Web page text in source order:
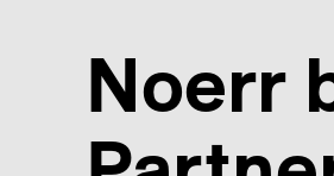
Noerr